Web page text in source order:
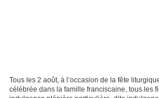
Tous les 2 août, à l’occasion de la fête
célébrée dans la famille franciscaine, tous les